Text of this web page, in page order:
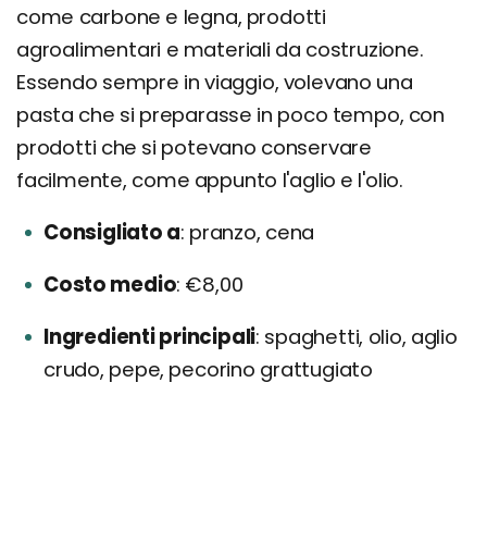
come carbone e legna, prodotti
agroalimentari e materiali da costruzione.
Essendo sempre in viaggio, volevano una
pasta che si preparasse in poco tempo, con
prodotti che si potevano conservare
facilmente, come appunto l'aglio e l'olio.
Consigliato a pranzo, cena
Costo medio €8,00
Ingredienti principali spaghetti, olio, aglio
crudo, pepe, pecorino grattugiato